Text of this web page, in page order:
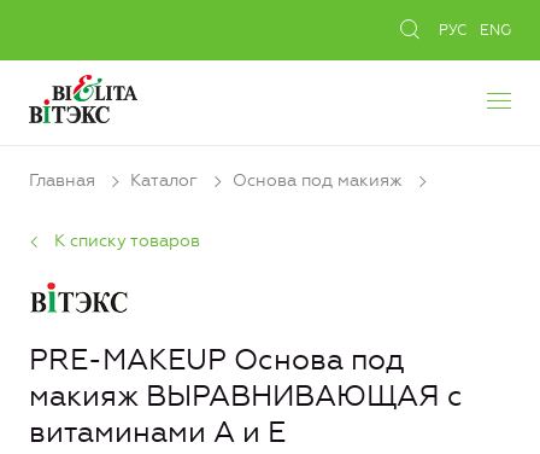
РУС ENG
Главная Каталог Основа под макияж
К списку товаров
PRE-MAKEUP Основа под
макияж ВЫРАВНИВАЮЩАЯ с
витаминами А и Е